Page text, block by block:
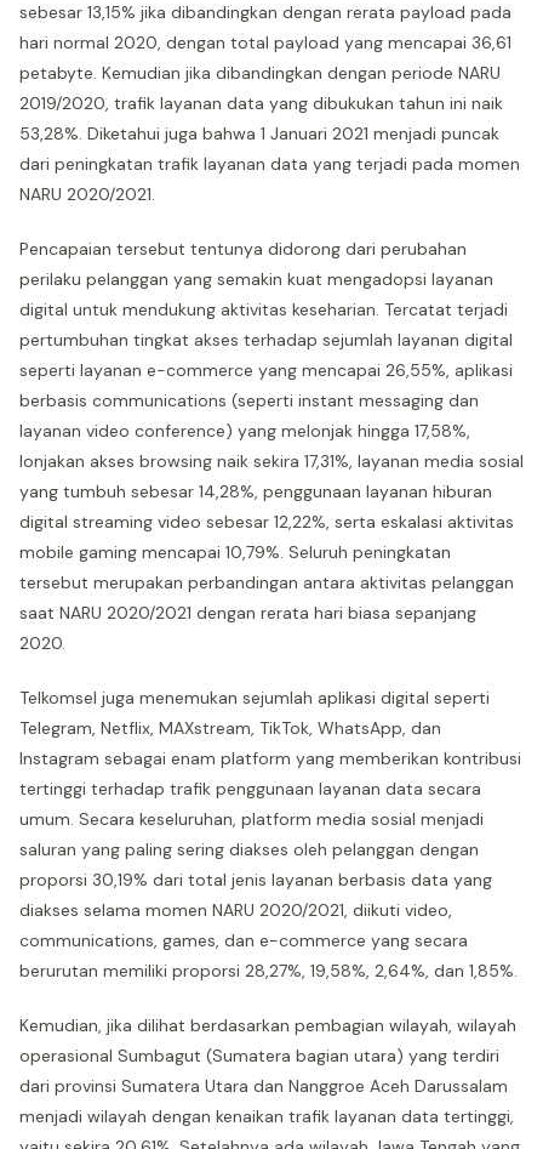
sebesar 13,15% jika dibandingkan dengan rerata payload pada
hari normal 2020, dengan total payload yang mencapai 36,61
petabyte. Kemudian jika dibandingkan dengan periode NARU
2019/2020, trafik layanan data yang dibukukan tahun ini naik
53,28%. Diketahui juga bahwa 1 Januari 2021 menjadi puncak
dari peningkatan trafik layanan data yang terjadi pada momen
NARU 2020/2021.
Pencapaian tersebut tentunya didorong dari perubahan
perilaku pelanggan yang semakin kuat mengadopsi layanan
digital untuk mendukung aktivitas keseharian. Tercatat terjadi
pertumbuhan tingkat akses terhadap sejumlah layanan digital
seperti layanan e-commerce yang mencapai 26,55%, aplikasi
berbasis communications (seperti instant messaging dan
layanan video conference) yang melonjak hingga 17,58%,
lonjakan akses browsing naik sekira 17,31%, layanan media sosial
yang tumbuh sebesar 14,28%, penggunaan layanan hiburan
digital streaming video sebesar 12,22%, serta eskalasi aktivitas
mobile gaming mencapai 10,79%. Seluruh peningkatan
tersebut merupakan perbandingan antara aktivitas pelanggan
saat NARU 2020/2021 dengan rerata hari biasa sepanjang
2020.
Telkomsel juga menemukan sejumlah aplikasi digital seperti
Telegram, Netflix, MAXstream, TikTok, WhatsApp, dan
Instagram sebagai enam platform yang memberikan kontribusi
tertinggi terhadap trafik penggunaan layanan data secara
umum. Secara keseluruhan, platform media sosial menjadi
saluran yang paling sering diakses oleh pelanggan dengan
proporsi 30,19% dari total jenis layanan berbasis data yang
diakses selama momen NARU 2020/2021, diikuti video,
communications, games, dan e-commerce yang secara
berurutan memiliki proporsi 28,27%, 19,58%, 2,64%, dan 1,85%.
Kemudian, jika dilihat berdasarkan pembagian wilayah, wilayah
operasional Sumbagut (Sumatera bagian utara) yang terdiri
dari provinsi Sumatera Utara dan Nanggroe Aceh Darussalam
menjadi wilayah dengan kenaikan trafik layanan data tertinggi,